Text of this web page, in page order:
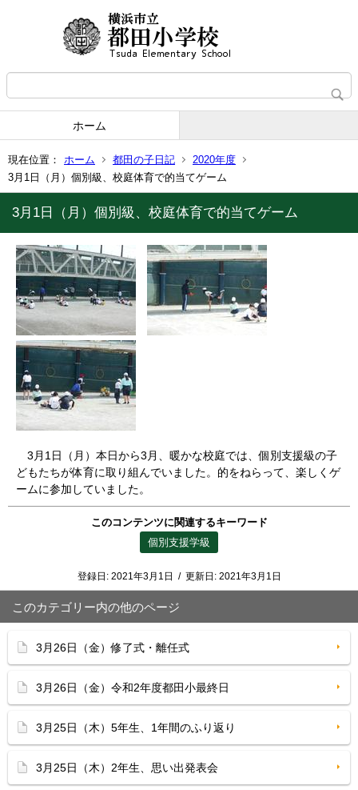
ホーム
現在位置： ホーム 都田の子日記
2020年度
3月1日（月）個別級、校庭体育で的当てゲーム
3月1日（月）個別級、校庭体育で的当てゲーム
3月1日（月）本日から3月、暖かな校庭では、個別支援級の子
どもたちが体育に取り組んでいました。的をねらって、楽しくゲ
ームに参加していました。
このコンテンツに関連するキーワード
個別支援学級
登録日: 2021年3月1日 / 更新日: 2021年3月1日
このカテゴリー内の他のページ
3月26日（金）修了式・離任式
3月26日（金）令和2年度都田小最終日
3月25日（木）5年生、1年間のふり返り
3月25日（木）2年生、思い出発表会